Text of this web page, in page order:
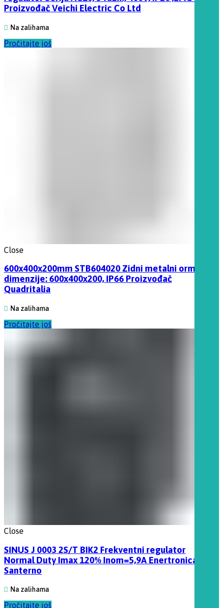
Proizvođač Veichi Electric Co Ltd
Na zalihama
Pročitajte još
Close
600x400x200mm STB604020 Zidni metalni orman,
dimenzije: 600x400x200, IP66 Proizvođač
Quadritalia
Na zalihama
Pročitajte još
Close
SINUS J 0003 2S/T BIK2 Frekventni regulator
Normal Duty Imax 120% Inom=5,9A Enertronica
Santerno
Na zalihama
Pročitajte još